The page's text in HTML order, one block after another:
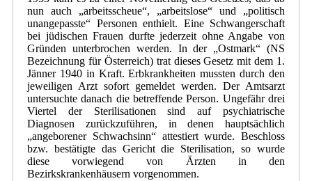
nun auch „arbeitsscheue“, „arbeitslose“ und „politisch
unangepasste“ Personen enthielt. Eine Schwangerschaft
bei jüdischen Frauen durfte jederzeit ohne Angabe von
Gründen unterbrochen werden. In der „Ostmark“ (NS
Bezeichnung für Österreich) trat dieses Gesetz mit dem 1.
Jänner 1940 in Kraft. Erbkrankheiten mussten durch den
jeweiligen Arzt sofort gemeldet werden. Der Amtsarzt
untersuchte danach die betreffende Person. Ungefähr drei
Viertel der Sterilisationen sind auf psychiatrische
Diagnosen zurückzuführen, in denen hauptsächlich
„angeborener Schwachsinn“ attestiert wurde. Beschloss
bzw. bestätigte das Gericht die Sterilisation, so wurde
diese vorwiegend von Ärzten in den
Bezirkskrankenhäusern vorgenommen.